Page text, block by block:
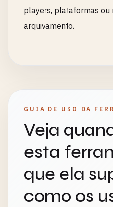
players, plataformas ou
arquivamento.
GUIA DE USO DA
Veja
esta
que ela
como os